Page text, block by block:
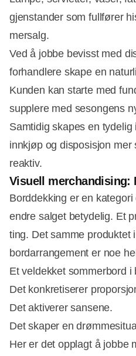
gjenstander som fullfører
mersalg.
Ved å jobbe bevisst med
forhandlere skape en
Kunden kan starte med
supplere med sesongens
Samtidig skapes en
innkjøp og disposisjon mer
reaktiv.
Visuell merchandising:
Borddekking er en
endre salget betydelig. Et
ting. Det samme produktet
bordarrangement er noe
Et veldekket sommerbord i
Det konkretiserer
Det aktiverer sansene.
Det skaper en
Her er det opplagt å jobbe